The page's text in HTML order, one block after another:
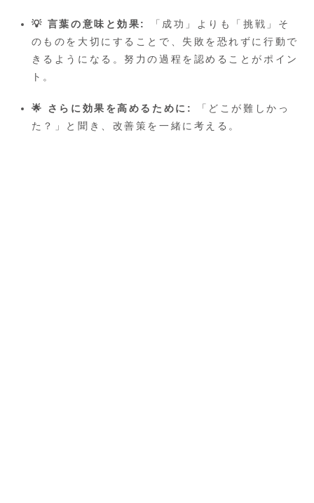
💡 言葉の意味と効果:
「成功」よりも「挑戦」そ
のものを大切にすることで、失敗を恐れずに行動で
きるようになる。努力の過程を認めることがポイン
ト。
🌟 さらに効果を高めるために:
「どこが難しかっ
た？」と聞き、改善策を一緒に考える。